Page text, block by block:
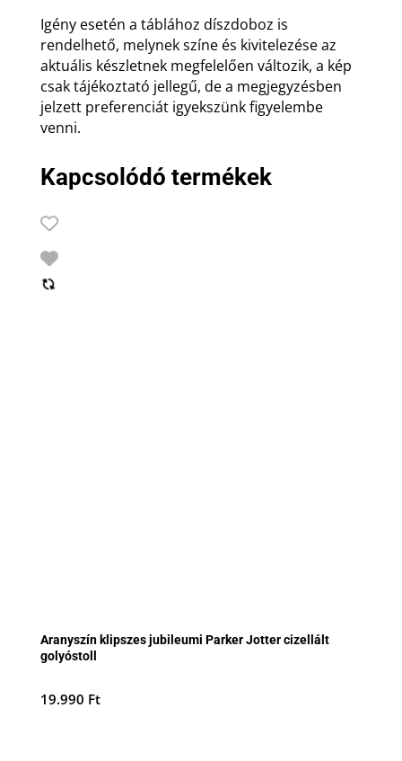
Igény esetén a táblához díszdoboz is
rendelhető, melynek színe és kivitelezése az
aktuális készletnek megfelelően változik, a kép
csak tájékoztató jellegű, de a megjegyzésben
jelzett preferenciát igyekszünk figyelembe
venni.
Kapcsolódó termékek
Aranyszín klipszes jubileumi Parker Jotter cizellált
golyóstoll
19.990 Ft